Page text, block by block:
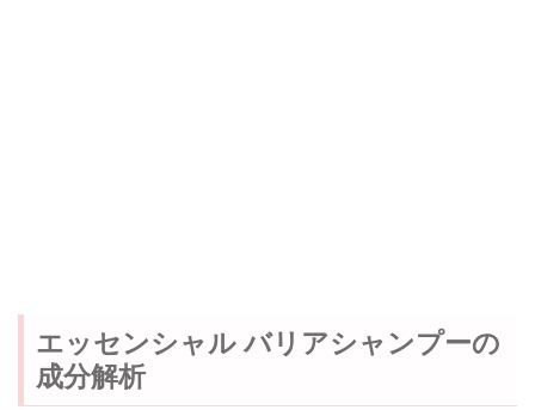
エッセンシャル バリアシャンプーの
成分解析